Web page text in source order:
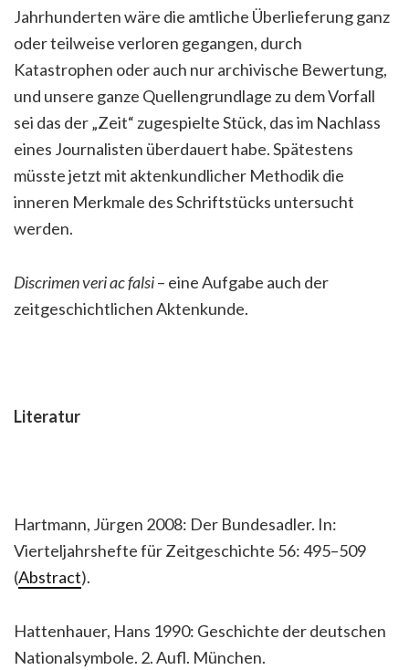
Jahrhunderten wäre die amtliche Überlieferung ganz
oder teilweise verloren gegangen, durch
Katastrophen oder auch nur archivische Bewertung,
und unsere ganze Quellengrundlage zu dem Vorfall
sei das der „Zeit“ zugespielte Stück, das im Nachlass
eines Journalisten überdauert habe. Spätestens
müsste jetzt mit aktenkundlicher Methodik die
inneren Merkmale des Schriftstücks untersucht
werden.
Discrimen veri ac falsi– eine Aufgabe auch der
zeitgeschichtlichen Aktenkunde.
Literatur
Hartmann, Jürgen 2008: Der Bundesadler. In:
Vierteljahrshefte für Zeitgeschichte 56: 495–509
(Abstract).
Hattenhauer, Hans 1990: Geschichte der deutschen
Nationalsymbole. 2. Aufl. München.